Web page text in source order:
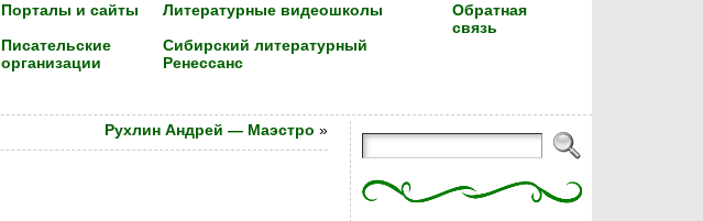
Порталы и сайты
Писательские
организации
Литературные видеошколы
Сибирский литературный
Ренессанс
Обратная
связь
Рухлин Андрей — Маэстро »